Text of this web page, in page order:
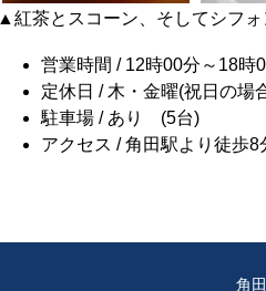
▲紅茶とスコーン、そしてシフォ
営業時間 / 12時00分～18時
定休日 / 木・金曜(祝日の場
駐車場 / あり (5台)
アクセス / 角田駅より徒歩8
角